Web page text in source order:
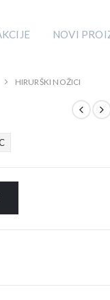
NOVI
HIRURŠKI NOŽICI